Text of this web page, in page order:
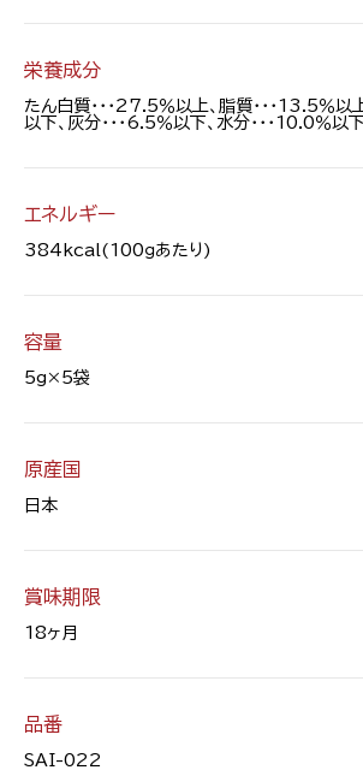
栄養成分
たん白質・・・27.5％以上、脂質・・・13.5％以
以下、灰分・・・6.5％以下、水分・・・10.0％以下
エネルギー
384kcal(100ｇあたり)
容量
5g×5袋
原産国
日本
賞味期限
18ヶ月
品番
SAI-022